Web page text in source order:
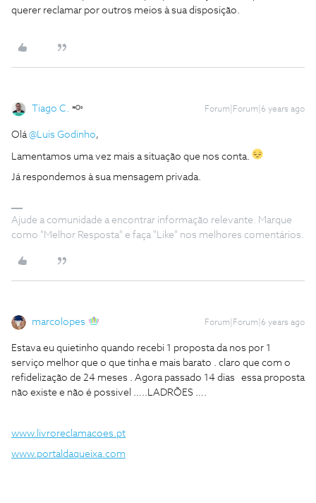
querer reclamar por outros meios à sua disposição.
Tiago C. Forum|Forum|6 years ago
Olá@Luis Godinho,
Lamentamos uma vez mais a situação que nos conta.
Já respondemos à sua mensagem privada.
Ajude a comunidade a encontrar informação relevante. Marque
como "Melhor Resposta" e faça "Like" nos melhores comentários.
marcolopes Forum|Forum|6 years ago
Estava eu quietinho quando recebi 1 proposta da nos por 1
serviço melhor que o que tinha e mais barato . claro que com o
refidelização de 24 meses . Agora passado 14 dias essa proposta
não existe e não é possivel …..LADRÕES ….
www.livroreclamacoes.pt
www.portaldaqueixa.com